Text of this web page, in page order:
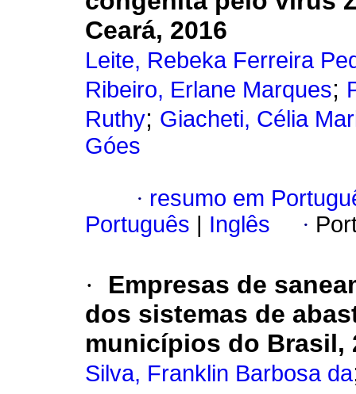
Ceará, 2016
Leite, Rebeka Ferreira
Ribeiro, Erlane Marques;
Ruthy; Giacheti, Célia
Góes
· resumo em
Português
Inglês ·
·
Empresas de
dos sistemas de
municípios do Brasil,
Silva, Franklin Barbosa da